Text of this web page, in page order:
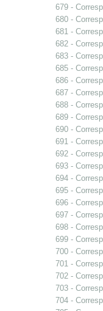
679 -
680 -
681 -
682 -
683 -
685 -
686 -
687 -
688 -
689 -
690 -
691 -
692 -
693 -
694 -
695 -
696 -
697 -
698 -
699 -
700 -
701 -
702 -
703 -
704 -